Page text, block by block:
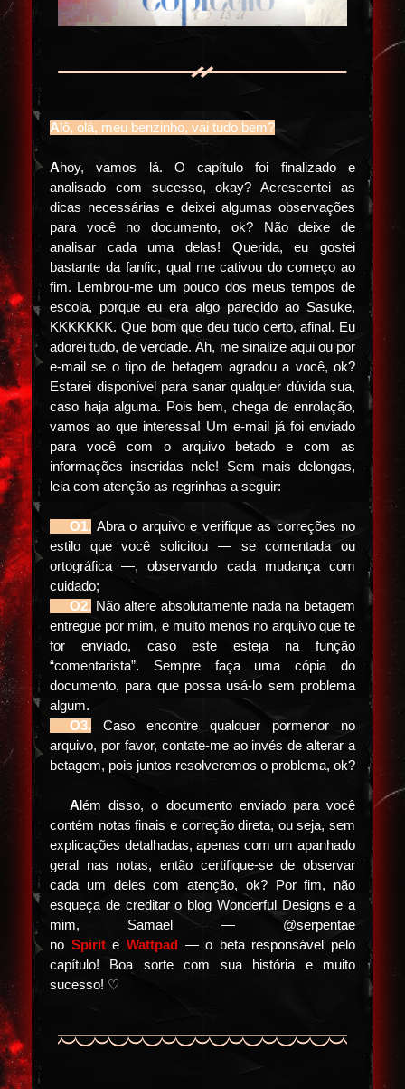
A lô, olá, meu benzinho, vai tudo bem?
Ahoy, vamos lá. O capítulo foi finalizado e
analisado com sucesso, okay? Acrescentei as
dicas necessárias e deixei algumas observações
para você no documento, ok? Não deixe de
analisar cada uma delas! Querida, eu gostei
bastante da fanfic, qual me cativou do começo ao
fim. Lembrou-me um pouco dos meus tempos de
escola, porque eu era algo parecido ao Sasuke,
KKKKKKK. Que bom que deu tudo certo, afinal. Eu
adorei tudo, de verdade. Ah, me sinalize aqui ou por
e-mail se o tipo de betagem agradou a você, ok?
Estarei disponível para sanar qualquer dúvida sua,
caso haja alguma. Pois bem, chega de enrolação,
vamos ao que interessa! Um e-mail já foi enviado
para você com o arquivo betado e com as
informações inseridas nele! Sem mais delongas,
leia com atenção as regrinhas a seguir:
⠀⠀O1. Abra o arquivo e verifique as correções no
estilo que você solicitou — se comentada ou
ortográfica —, observando cada mudança com
cuidado;
⠀⠀O2. Não altere absolutamente nada na betagem
entregue por mim, e muito menos no arquivo que te
for enviado, caso este esteja na função
“comentarista”. Sempre faça uma cópia do
documento, para que possa usá-lo sem problema
algum.
O3. Caso encontre qualquer pormenor no
arquivo, por favor, contate-me ao invés de alterar a
betagem, pois juntos resolveremos o problema, ok?
A lém disso, o documento enviado para você
contém notas finais e correção direta, ou seja, sem
explicações detalhadas, apenas com um apanhado
geral nas notas, então certifique-se de observar
cada um deles com atenção, ok? Por fim, não
esqueça de creditar o blog Wonderful Designs e a
mim, Samael — @serpentae
no Spirite Wattpad
— o beta responsável pelo
capítulo! Boa sorte com sua história e muito
sucesso! ♡